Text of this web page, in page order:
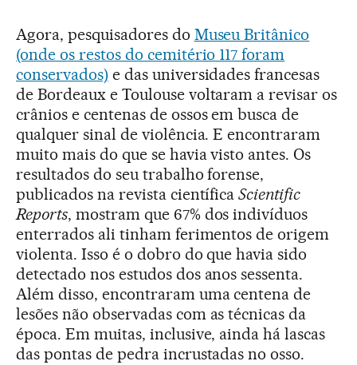
Agora, pesquisadores do Museu Britânico
(onde os restos do cemitério 117 foram
conservados) e das universidades francesas
de Bordeaux e Toulouse voltaram a revisar os
crânios e centenas de ossos em busca de
qualquer sinal de violência. E encontraram
muito mais do que se havia visto antes. Os
resultados do seu trabalho forense,
publicados na revista científicaScientific
Reports, mostram que 67% dos indivíduos
enterrados ali tinham ferimentos de origem
violenta. Isso é o dobro do que havia sido
detectado nos estudos dos anos sessenta.
Além disso, encontraram uma centena de
lesões não observadas com as técnicas da
época. Em muitas, inclusive, ainda há lascas
das pontas de pedra incrustadas no osso.